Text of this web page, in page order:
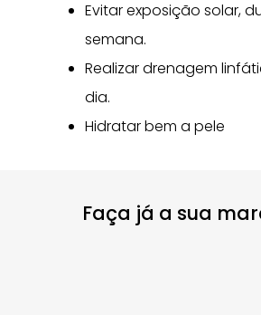
Evitar exposição solar,
semana.
Realizar drenagem
dia.
Hidratar bem a pele
Faça já a sua